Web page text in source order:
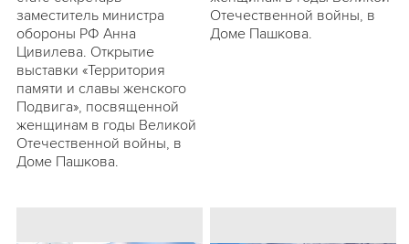
заместитель министра
обороны РФ Анна
Цивилева. Открытие
выставки «Территория
памяти и славы женского
Подвига», посвященной
женщинам в годы Великой
Отечественной войны, в
Доме Пашкова.
Отечественной войны, в
Доме Пашкова.